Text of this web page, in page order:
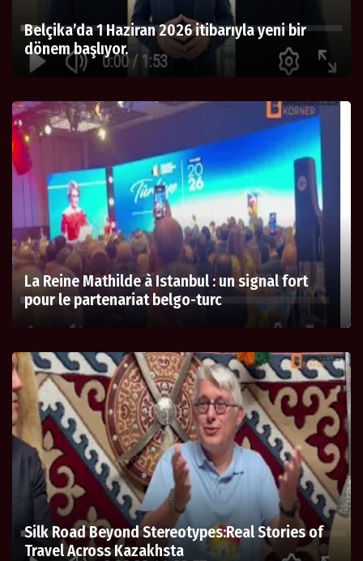
Belçika’da 1 Haziran 2026 itibarıyla yeni bir
dönem başlıyor.
La Reine Mathilde à Istanbul : un signal fort
pour le partenariat belgo-turc
Silk Road Beyond Stereotypes:Real Stories of
Travel Across Kazakhsta